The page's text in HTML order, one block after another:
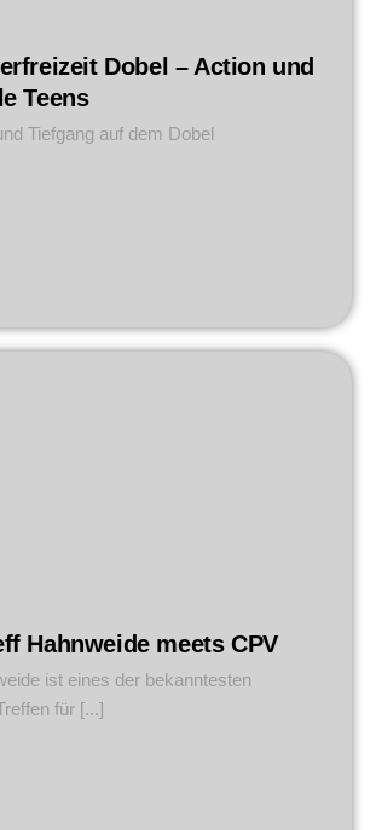
Dobel – Action und
Teens
Tiefgang auf dem Dobel
Hahnweide meets CPV
ist eines der bekanntesten
für [...]